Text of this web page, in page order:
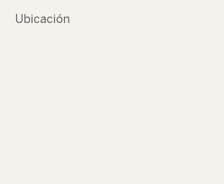
Ubicación